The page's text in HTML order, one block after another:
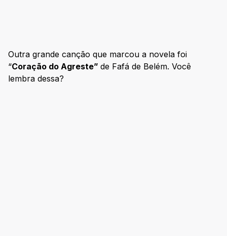
Outra grande canção que marcou a novela foi
“Coração do Agreste” de Fafá de Belém. Você
lembra dessa?